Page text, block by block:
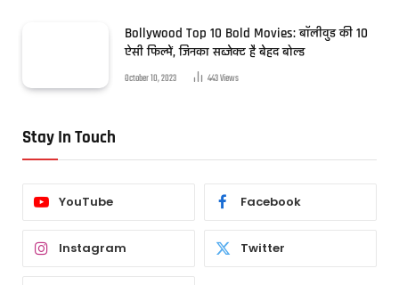
Bollywood Top 10 Bold Movies: बॉलीवुड की 10
ऐसी फिल्में, जिनका सब्जेक्ट है बेहद बोल्ड
October 10, 2023 443Views
Stay In Touch
YouTube Facebook
Instagram Twitter